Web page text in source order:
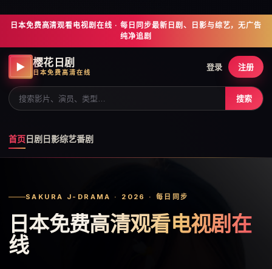
日本免费高清观看电视剧在线 · 每日同步最新日剧、日影与综艺，无广告
纯净追剧
▶ 樱花日剧
日本免费高清在线
首页日剧 日影综艺番剧
搜索
登录 注册
SAKURA J-DRAMA · 2026 · 每日同步
日本免费高清观看电视剧在
线